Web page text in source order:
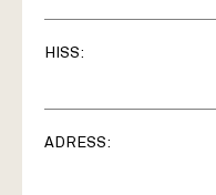
HISS:
ADRESS: